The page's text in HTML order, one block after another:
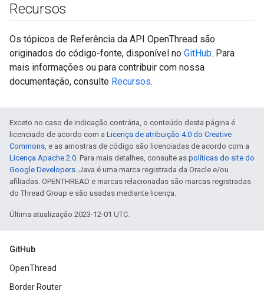
Recursos
Os tópicos de Referência da API OpenThread são
originados do código-fonte, disponível no GitHub. Para
mais informações ou para contribuir com nossa
documentação, consulte Recursos.
Exceto no caso de indicação contrária, o conteúdo desta página é
licenciado de acordo com a Licença de atribuição 4.0 do Creative
Commons, e as amostras de código são licenciadas de acordo com a
Licença Apache 2.0. Para mais detalhes, consulte as políticas do site do
Google Developers. Java é uma marca registrada da Oracle e/ou
afiliadas. OPENTHREAD e marcas relacionadas são marcas registradas
do Thread Group e são usadas mediante licença.
Última atualização 2023-12-01 UTC.
GitHub
OpenThread
Border Router